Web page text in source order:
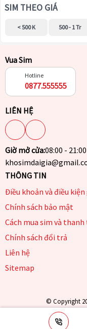
SIM THEO GIÁ
< 500 K 500 - 1 Tr
Vua Sim
Hotline
0877.555555
LIÊN HỆ
Giờ mở cửa:08:00 - 21:00
THÔNG TIN
Điều khoản và điều kiện
Chính sách bảo mật
Cách mua sim và
Chính sách đổi trả
Liên hệ
Sitemap
© Copyright